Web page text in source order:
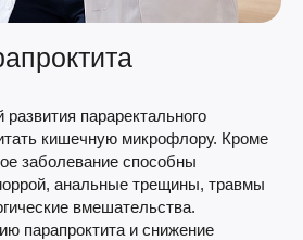
параректального
кишечную микрофлору. Кроме
заболевание способны
анальные трещины, травмы
вмешательства.
парапроктита и снижение